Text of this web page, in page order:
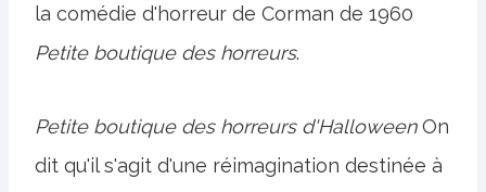
la comédie d'horreur de Corman de 1960
Petite boutique des horreurs.
Petite boutique des horreurs d'HalloweenOn
dit qu'il s'agit d'une réimagination destinée à